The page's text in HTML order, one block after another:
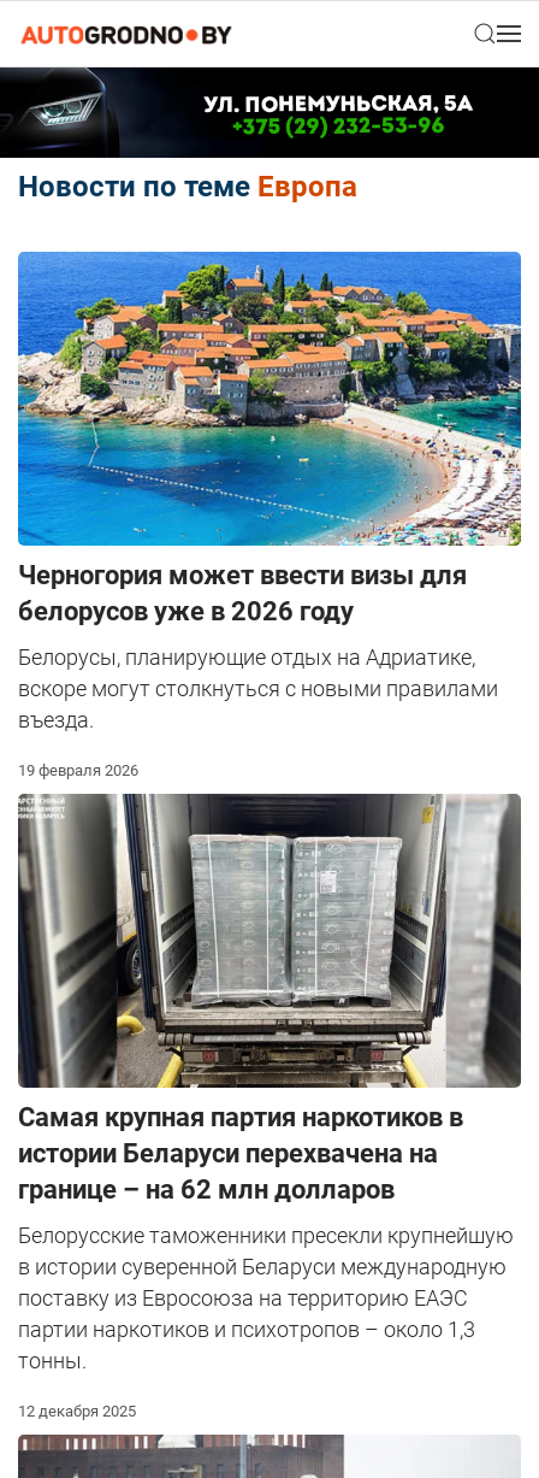
Новости по теме Европа
Черногория может ввести визы для
белорусов уже в 2026 году
Белорусы, планирующие отдых на Адриатике,
вскоре могут столкнуться с новыми правилами
въезда.
19 февраля 2026
Самая крупная партия наркотиков в
истории Беларуси перехвачена на
границе – на 62 млн долларов
Белорусские таможенники пресекли крупнейшую
в истории суверенной Беларуси международную
поставку из Евросоюза на территорию ЕАЭС
партии наркотиков и психотропов – около 1,3
тонны.
12 декабря 2025